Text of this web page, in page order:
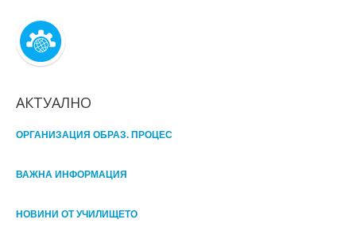
АКТУАЛНО
ОРГАНИЗАЦИЯ ОБРАЗ. ПРОЦЕС
ВАЖНА ИНФОРМАЦИЯ
НОВИНИ ОТ УЧИЛИЩЕТО